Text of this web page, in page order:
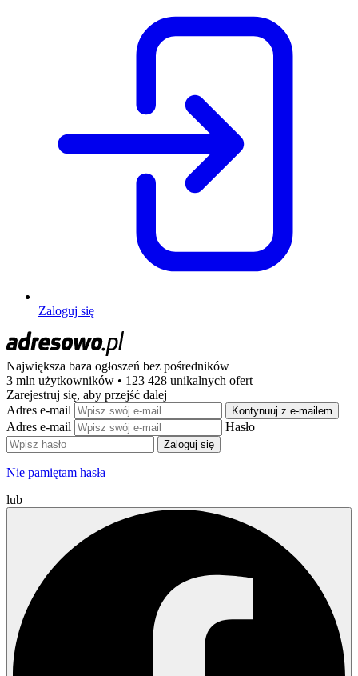
Zaloguj się
Największa baza ogłoszeń bez pośredników
3 mln użytkowników • 123 428 unikalnych ofert
Zarejestruj się, aby przejść dalej
Adres e-mail
Kontynuuj z e-mailem
Adres e-mail Hasło
Zaloguj się
Nie pamiętam hasła
lub